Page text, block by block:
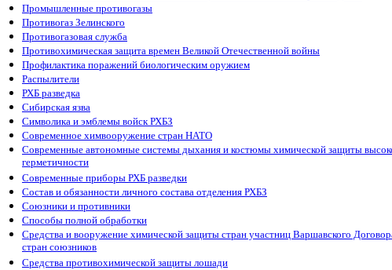
Промышленные противогазы
Противогаз Зелинского
Противогазовая служба
Противохимическая защита времен Великой Отечественной войны
Профилактика поражений биологическим оружием
Распылители
РХБ разведка
Сибирская язва
Символика и эмблемы войск РХБЗ
Современное химвооружение стран НАТО
Современные автономные системы дыхания и костюмы химической защиты
герметичности
Современные приборы РХБ разведки
Состав и обязанности личного состава отделения РХБЗ
Союзники и противники
Способы полной обработки
Средства и вооружение химической защиты стран участниц Варшавского
стран союзников
Средства противохимической защиты лошади